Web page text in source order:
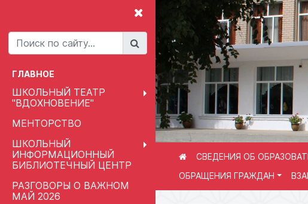
ГЛАВНОЕ
ШКОЛЬНЫЙ ТЕАТР
"ВДОХНОВЕНИЕ"
МЕНТОРСТВО
ШКОЛЬНЫЙ
ИНФОРМАЦИОННЫЙ
БИБЛИОТЕЧНЫЙ ЦЕНТР
РАЗГОВОРЫ О ВАЖНОМ
МАЙ 2026
СВЕДЕНИЯ ОБ
ОБРАЩЕНИЯ ГРАЖДАН